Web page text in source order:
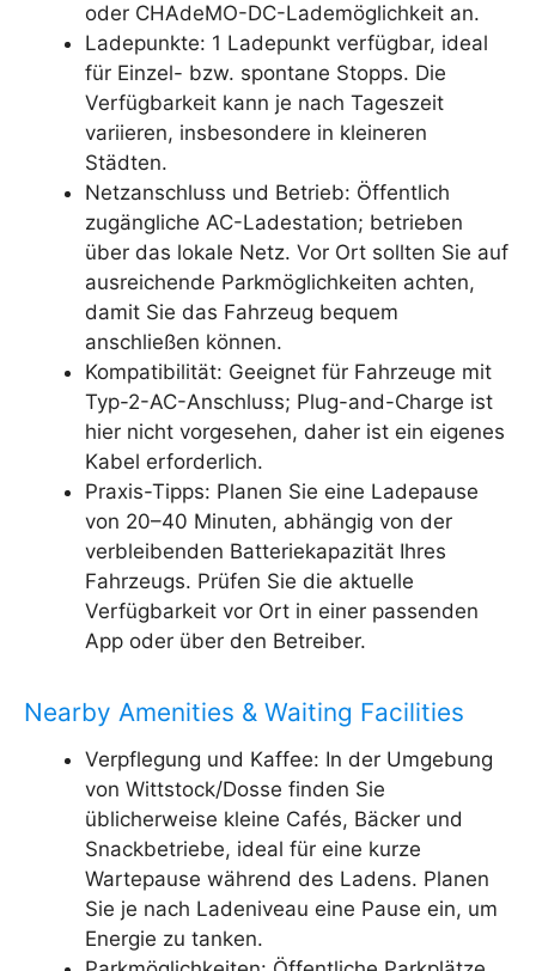
oder CHAdeMO-DC-Lademöglichkeit an.
Ladepunkte: 1 Ladepunkt verfügbar, ideal
für Einzel- bzw. spontane Stopps. Die
Verfügbarkeit kann je nach Tageszeit
variieren, insbesondere in kleineren
Städten.
Netzanschluss und Betrieb: Öffentlich
zugängliche AC-Ladestation; betrieben
über das lokale Netz. Vor Ort sollten Sie auf
ausreichende Parkmöglichkeiten achten,
damit Sie das Fahrzeug bequem
anschließen können.
Kompatibilität: Geeignet für Fahrzeuge mit
Typ-2-AC-Anschluss; Plug-and-Charge ist
hier nicht vorgesehen, daher ist ein eigenes
Kabel erforderlich.
Praxis-Tipps: Planen Sie eine Ladepause
von 20–40 Minuten, abhängig von der
verbleibenden Batteriekapazität Ihres
Fahrzeugs. Prüfen Sie die aktuelle
Verfügbarkeit vor Ort in einer passenden
App oder über den Betreiber.
Nearby Amenities & Waiting Facilities
Verpflegung und Kaffee: In der Umgebung
von Wittstock/Dosse finden Sie
üblicherweise kleine Cafés, Bäcker und
Snackbetriebe, ideal für eine kurze
Wartepause während des Ladens. Planen
Sie je nach Ladeniveau eine Pause ein, um
Energie zu tanken.